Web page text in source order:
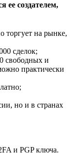
создателем,
торгует на рынке,
сделок;
свободных и
практически
но и в странах
и PGP ключа.